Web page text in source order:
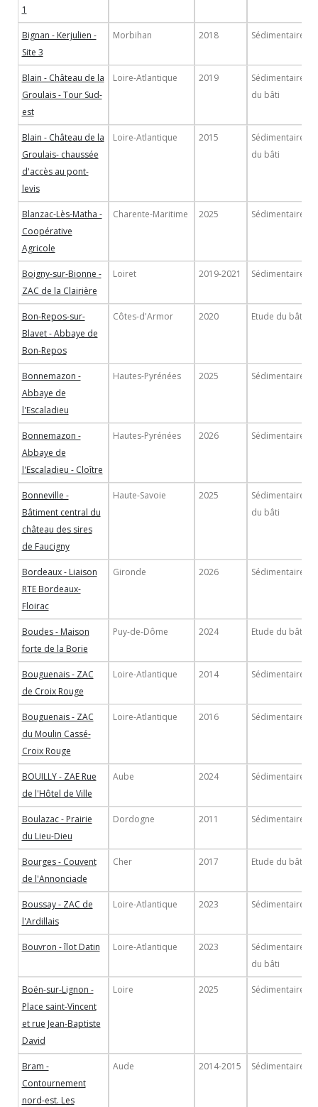
1
Bignan - Kerjulien -
Site 3
Morbihan 2018 Sédimentaire
Blain - Château de la
Groulais - Tour Sud-
est
Loire-Atlantique 2019
Sédimentaire/
du bâti
Blain - Château de la
Groulais- chaussée
d'accès au pont-
levis
Loire-Atlantique 2015
Sédimentaire/
du bâti
Blanzac-Lès-Matha -
Coopérative
Agricole
Charente-Maritime 2025 Sédimentaire
Boigny-sur-Bionne -
ZAC de la Clairière
Loiret 2019-2021 Sédimentaire
Bon-Repos-sur-
Blavet - Abbaye de
Bon-Repos
Côtes-d'Armor 2020 Etude du bâti
Bonnemazon -
Abbaye de
l'Escaladieu
Hautes-Pyrénées 2025 Sédimentaire
Bonnemazon -
Abbaye de
l'Escaladieu - Cloître
Hautes-Pyrénées 2026 Sédimentaire
Bonneville -
Bâtiment central du
château des sires
de Faucigny
Haute-Savoie 2025
Sédimentaire/
du bâti
Bordeaux - Liaison
RTE Bordeaux-
Floirac
Gironde 2026 Sédimentaire
Boudes - Maison
forte de la Borie
Puy-de-Dôme 2024 Etude du bâti
Bouguenais - ZAC
de Croix Rouge
Loire-Atlantique 2014 Sédimentaire
Bouguenais - ZAC
du Moulin Cassé-
Croix Rouge
Loire-Atlantique 2016 Sédimentaire
BOUILLY - ZAE Rue
de l'Hôtel de Ville
Aube 2024 Sédimentaire
Boulazac - Prairie
du Lieu-Dieu
Dordogne 2011 Sédimentaire
Bourges - Couvent
de l'Annonciade
Cher 2017 Etude du bâti
Boussay - ZAC de
l'Ardillais
Loire-Atlantique 2023 Sédimentaire
Bouvron - îlot Datin Loire-Atlantique 2023
Sédimentaire/
du bâti
Boën-sur-Lignon -
Place saint-Vincent
et rue Jean-Baptiste
David
Loire 2025 Sédimentaire
Bram -
Contournement
nord-est. Les
Aude 2014-2015 Sédimentaire